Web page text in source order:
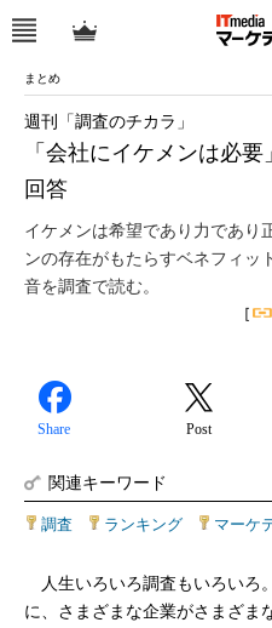
まとめ
「会社にイケメンは必
回答
週刊「調査のチカラ」
イケメンは希望であり力であり
ンの存在がもたらすベネフィッ
音を調査で読む。
[
Share Post
関連キーワード
調査 ランキング マーケ
人生いろいろ調査もいろいろ
に、さまざまな企業がさまざま